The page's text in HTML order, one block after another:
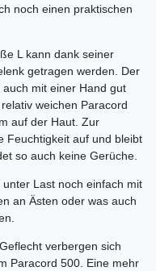
noch einen praktischen
L kann dank seiner
getragen werden. Der
mit einer Hand gut
weichen Paracord
auf der Haut. Zur
Feuchtigkeit auf und bleibt
so auch keine Gerüche.
Last noch einfach mit
an Ästen oder was auch
verbergen sich
Paracord 500. Eine mehr